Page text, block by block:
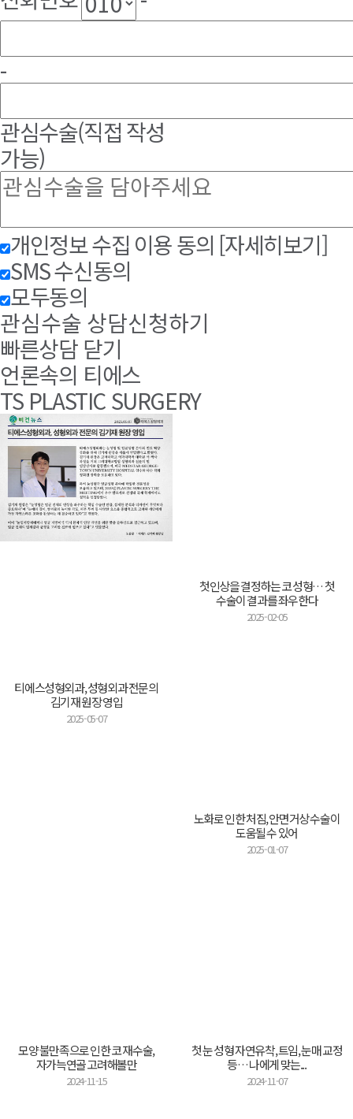
-
관심수술(직접 작성
가능)
개인정보 수집 이용 동의 [자세히보기]
SMS 수신동의
모두동의
관심수술 상담신청하기
빠른상담 닫기
언론속의 티에스
TS PLASTIC SURGERY
티에스성형외과, 성형외과 전문의
김기재 원장 영입
2025-05-07
첫인상을 결정하는 코 성형… 첫
수술이 결과를 좌우한다
2025-02-05
노화로 인한 처짐, 안면거상 수술이
도움될 수 있어
2025-01-07
모양 불만족으로 인한 코 재수술,
자가늑연골 고려해볼만
2024-11-15
첫 눈 성형 자연유착, 트임, 눈매 교정
등… 나에게 맞는...
2024-11-07